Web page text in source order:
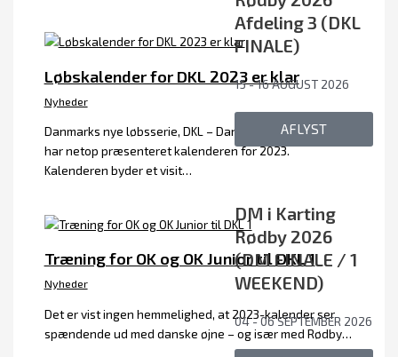
Afdeling 3 (DKL
FINALE)
15 - 16 AUGUST 2026
AFLYST
DM i Karting
Rødby 2026
(DM FINALE / 1
WEEKEND)
04 - 06 SEPTEMBER 2026
Løbskalender for DKL 2023 er klar
Nyheder
Danmarks nye løbsserie, DKL – Danish Karting League
har netop præsenteret kalenderen for 2023.
Kalenderen byder et visit…
Træning for OK og OK Junior til DKL 1
Nyheder
Det er vist ingen hemmelighed, at 2023-kalender ser
spændende ud med danske øjne – og især med Rødby…